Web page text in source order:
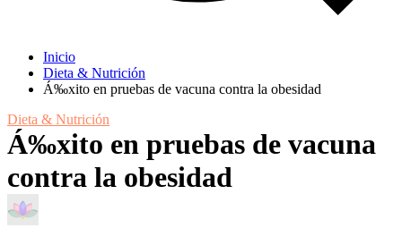
Inicio
Dieta & Nutrición
Á‰xito en pruebas de vacuna contra la obesidad
Dieta & Nutrición
Á‰xito en pruebas de vacuna
contra la obesidad